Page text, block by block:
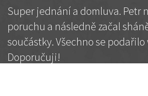
Super jednání a domluva. Petr
poruchu a následně začal
součástky. Všechno se podařilo
Doporučuji!